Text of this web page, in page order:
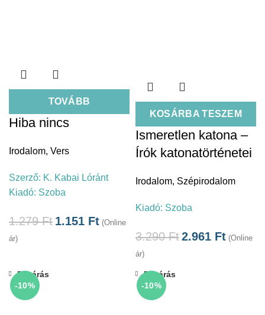
TOVÁBB
Hiba nincs
Irodalom, Vers
Szerző: K. Kabai Lóránt
Kiadó: Szoba
1.279Ft 1.151 Ft (Online
ár)
KOSÁRBA TESZEM
Ismeretlen katona –
Írók katonatörténetei
Irodalom, Szépirodalom
Kiadó: Szoba
3.290Ft2.961 Ft (Online
ár)
-10%
Bezárás
-10%
Bezárás